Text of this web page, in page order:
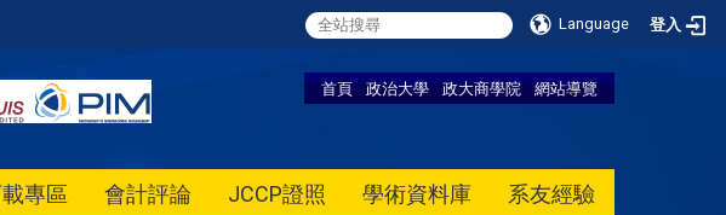
Language 登入
首頁 政治大學 政大商學院 網站導覽
專區 會計評論 JCCP證照 學術資料庫 系友經驗